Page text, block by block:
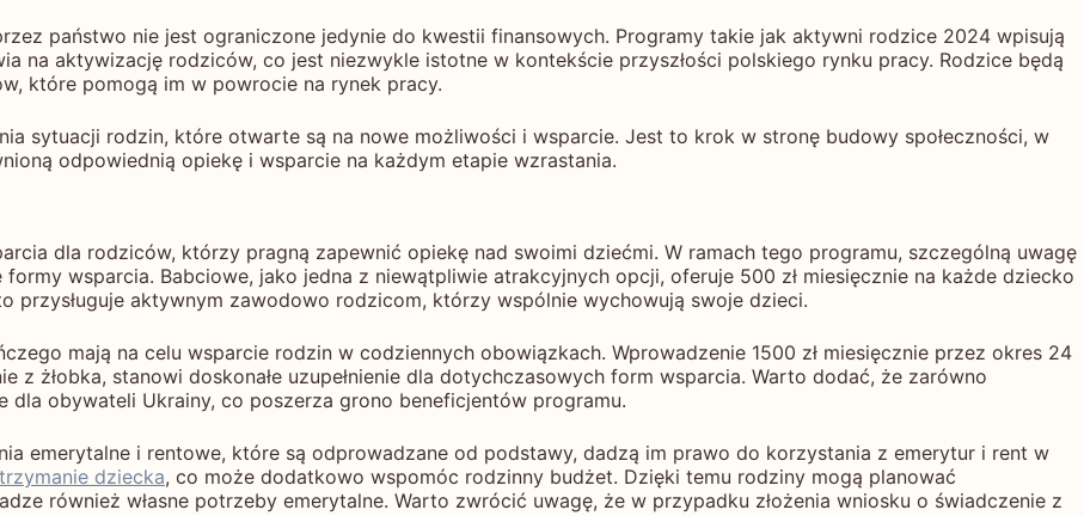
państwo nie jest ograniczone jedynie do kwestii finansowych. Programy takie jak aktywni rodzice 2024 wpisują
na aktywizację rodziców, co jest niezwykle istotne w kontekście przyszłości polskiego rynku pracy. Rodzice będą
które pomogą im w powrocie na rynek pracy.
sytuacji rodzin, które otwarte są na nowe możliwości i wsparcie. Jest to krok w stronę budowy społeczności, w
odpowiednią opiekę i wsparcie na każdym etapie wzrastania.
dla rodziców, którzy pragną zapewnić opiekę nad swoimi dziećmi. W ramach tego programu, szczególną uwagę
wsparcia. Babciowe, jako jedna z niewątpliwie atrakcyjnych opcji, oferuje 500 zł miesięcznie na każde dziecko
przysługuje aktywnym zawodowo rodzicom, którzy wspólnie wychowują swoje dzieci.
mają na celu wsparcie rodzin w codziennych obowiązkach. Wprowadzenie 1500 zł miesięcznie przez okres 24
żłobka, stanowi doskonałe uzupełnienie dla dotychczasowych form wsparcia. Warto dodać, że zarówno
dla obywateli Ukrainy, co poszerza grono beneficjentów programu.
emerytalne i rentowe, które są odprowadzane od podstawy, dadzą im prawo do korzystania z emerytur i rent w
dziecka, co może dodatkowo wspomóc rodzinny budżet. Dzięki temu rodziny mogą planować
również własne potrzeby emerytalne. Warto zwrócić uwagę, że w przypadku złożenia wniosku o świadczenie z